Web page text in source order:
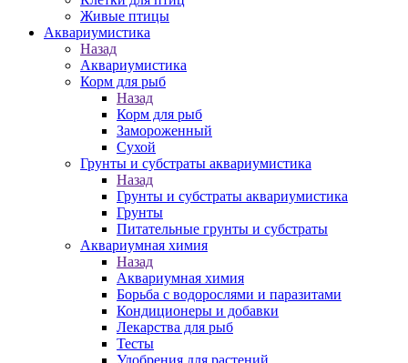
Живые птицы
Аквариумистика
Назад
Аквариумистика
Корм для рыб
Назад
Корм для рыб
Замороженный
Сухой
Грунты и субстраты аквариумистика
Назад
Грунты и субстраты аквариумистика
Грунты
Питательные грунты и субстраты
Аквариумная химия
Назад
Аквариумная химия
Борьба с водорослями и паразитами
Кондиционеры и добавки
Лекарства для рыб
Тесты
Удобрения для растений